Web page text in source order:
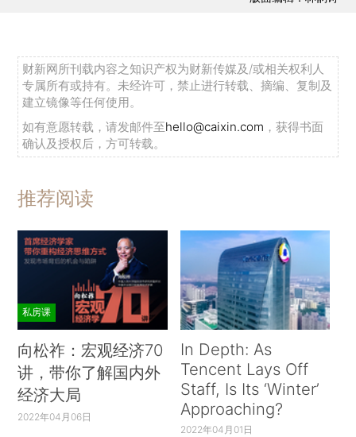
财新网所刊载内容之知识产权为财新传媒及/或相关权利人
专属所有或持有。未经许可，禁止进行转载、摘编、复制及
建立镜像等任何使用。
如有意愿转载，请发邮件至hello@caixin.com ，获得书面
确认及授权后，方可转载。
推荐阅读
私房课
向松祚：宏观经济70
讲，带你了解国内外
经济大局
2022年04月06日
In Depth: As
Tencent Lays Off
Staff, Is Its ‘Winter’
Approaching?
2022年04月01日